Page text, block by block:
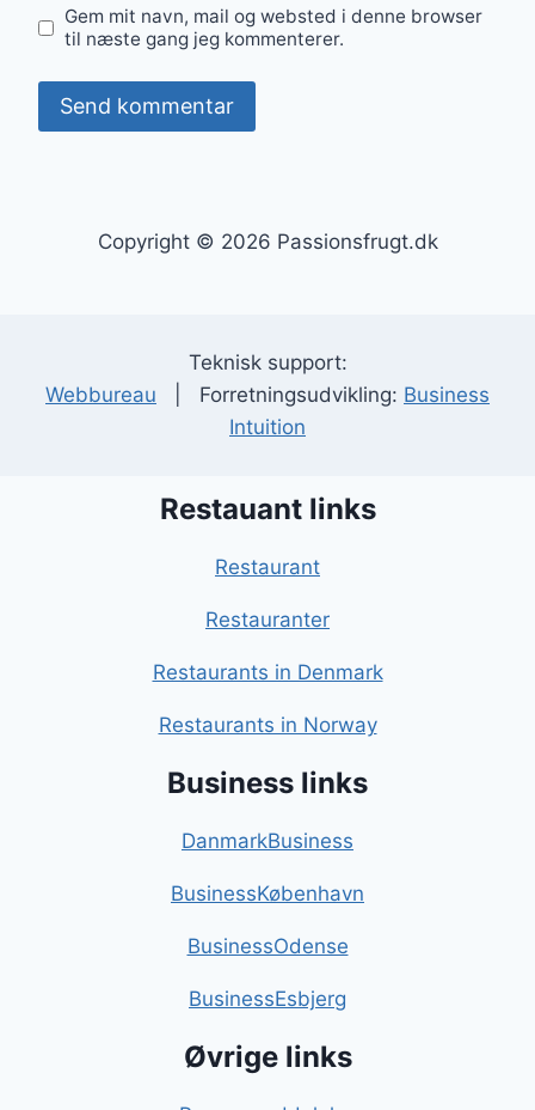
Gem mit navn, mail og websted i denne browser
til næste gang jeg kommenterer.
Copyright © 2026 Passionsfrugt.dk
Teknisk support:
Webbureau | Forretningsudvikling: Business
Intuition
Restauant links
Restaurant
Restauranter
Restaurants in Denmark
Restaurants in Norway
Business links
DanmarkBusiness
BusinessKøbenhavn
BusinessOdense
BusinessEsbjerg
Øvrige links